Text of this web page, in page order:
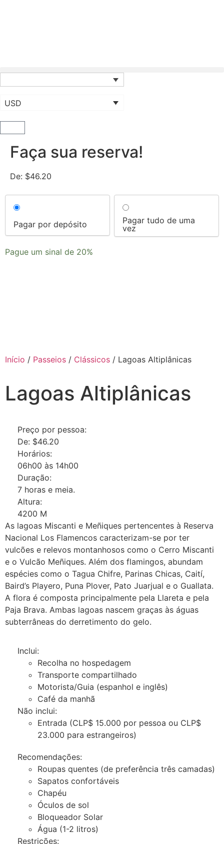
USD
Início / Passeios / Clássicos / Lagoas Altiplânicas
Lagoas Altiplânicas
Preço por pessoa:
De: $46.20
Horários:
06h00 às 14h00
Duração:
7 horas e meia.
Altura:
4200 M
As lagoas Miscanti e Meñiques pertencentes à Reserva
Nacional Los Flamencos caracterizam-se por ter
vulcões e relevos montanhosos como o Cerro Miscanti
e o Vulcão Meñiques. Além dos flamingos, abundam
espécies como o Tagua Chifre, Parinas Chicas, Caití,
Baird’s Playero, Puna Plover, Pato Juarjual e o Guallata.
A flora é composta principalmente pela Llareta e pela
Paja Brava. Ambas lagoas nascem graças às águas
subterrâneas do derretimento do gelo.
Inclui:
Recolha no hospedagem
Transporte compartilhado
Motorista/Guia (espanhol e inglês)
Café da manhã
Não inclui:
Entrada (CLP$ 15.000 por pessoa ou CLP$
23.000 para estrangeiros)
Recomendações:
Roupas quentes (de preferência três camadas)
Sapatos confortáveis
Chapéu
Óculos de sol
Bloqueador Solar
Água (1-2 litros)
Restrições:
Faça sua reserva!
De: $46.20
your
payment
option
Pagar por depósito
Pagar tudo de uma
vez
Pague um sinal de 20%